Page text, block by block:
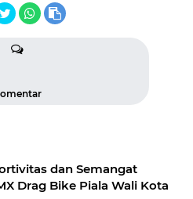
dan Semangat
Drag Bike Piala Wali Kota